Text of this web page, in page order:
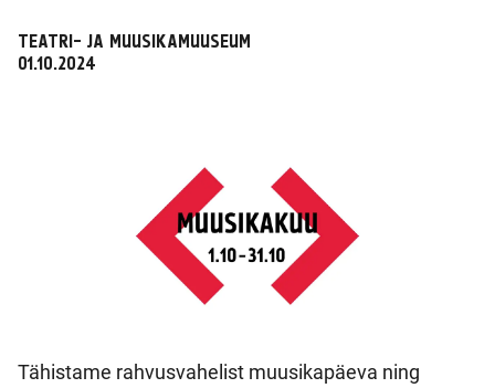
TEATRI- JA MUUSIKAMUUSEUM
01.10.2024
Tähistame rahvusvahelist muusikapäeva ning